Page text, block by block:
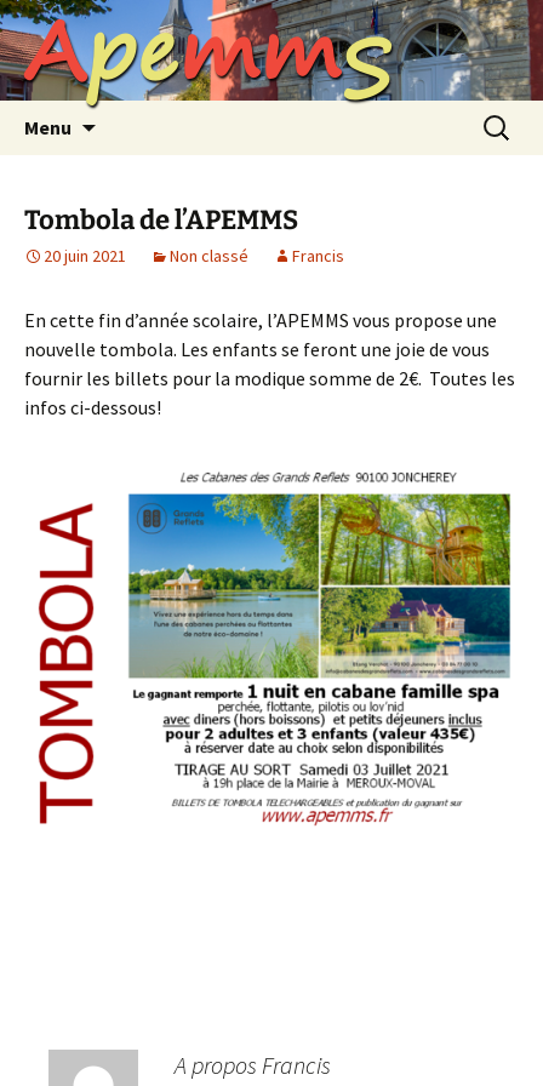
Aller
au
contenu
ApemmS
Menu
Tombola de l’APEMMS
20 juin 2021 Non classé Francis
En cette fin d’année scolaire, l’APEMMS vous propose une
nouvelle tombola. Les enfants se feront une joie de vous
fournir les billets pour la modique somme de 2€. Toutes les
infos ci-dessous!
A propos Francis